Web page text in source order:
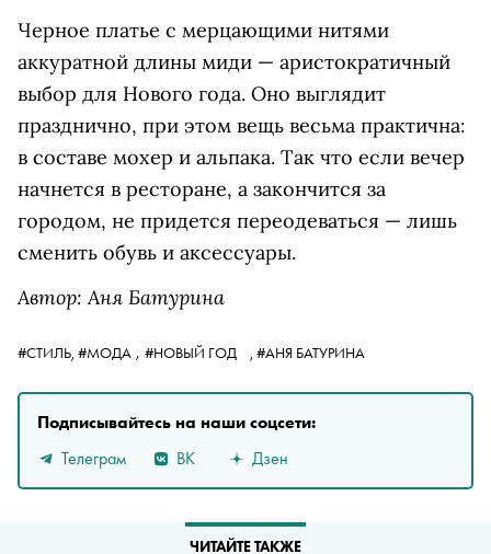
Черное платье с мерцающими нитями
аккуратной длины миди — аристократичный
выбор для Нового года. Оно выглядит
празднично, при этом вещь весьма практична:
в составе мохер и альпака. Так что если вечер
начнется в ресторане, а закончится за
городом, не придется переодеваться — лишь
сменить обувь и аксессуары.
Автор: Аня Батурина
#СТИЛЬ, #МОДА , #НОВЫЙ ГОД , #АНЯ БАТУРИНА
Подписывайтесь на наши соцсети:
Телеграм
ВК Дзен
ЧИТАЙТЕ ТАКЖЕ